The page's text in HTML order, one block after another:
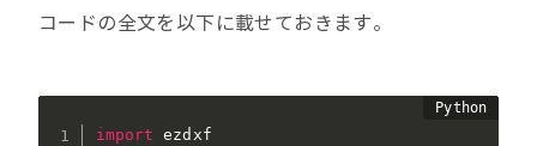
コードの全文を以下に載せておきます。
import